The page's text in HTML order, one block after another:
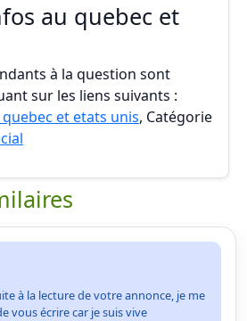
au quebec et
à la question sont
sur les liens suivants :
et etats unis, Catégorie
à la lecture de votre annonce, je me
vous écrire car je suis vive